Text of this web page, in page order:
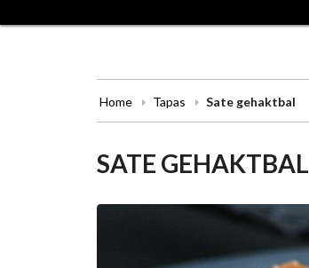
Home Tapas Sate gehaktbal
SATE GEHAKTBAL